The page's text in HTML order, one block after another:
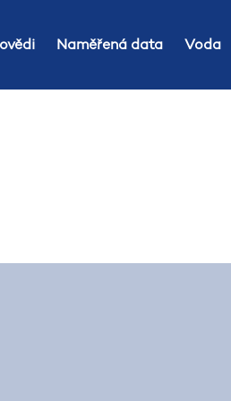
Naměřená data Voda